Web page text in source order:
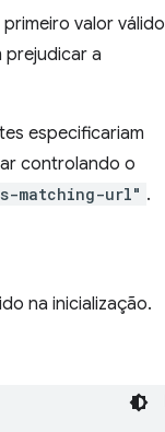
valor válido
prejudicar a
especificariam
controlando o
matching-url" .
na inicialização.